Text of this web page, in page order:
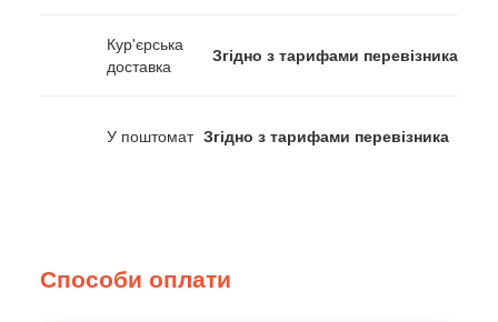
Кур'єрська
доставка
Згідно з тарифами перевізника
У поштомат Згідно з тарифами перевізника
Способи оплати